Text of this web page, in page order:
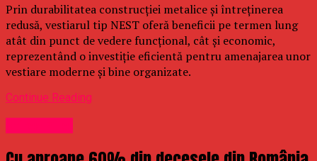
Prin durabilitatea construcției metalice și întreținerea
redusă, vestiarul tip NEST oferă beneficii pe termen lung
atât din punct de vedere funcțional, cât și economic,
reprezentând o investiție eficientă pentru amenajarea unor
vestiare moderne și bine organizate.
Continue Reading